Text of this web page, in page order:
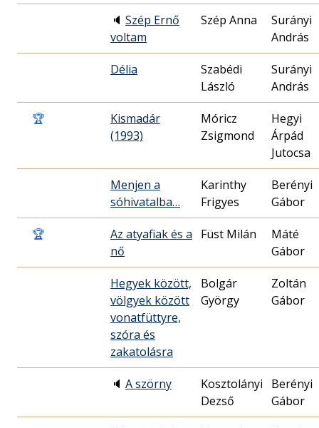
🔈 Szép Ernő
voltam
Szép Anna
Surányi
András
Délia
Szabédi
László
Surányi
András
🏆
Kismadár
(1993)
Móricz
Zsigmond
Hegyi
Árpád
Jutocsa
Menjen a
sóhivatalba…
Karinthy
Frigyes
Berényi
Gábor
🏆
Az atyafiak és a
nő
Füst Milán
Máté
Gábor
Hegyek között,
völgyek között
vonatfüttyre,
szóra és
zakatolásra
Bolgár
György
Zoltán
Gábor
🔈 A szörny
Kosztolányi
Dezső
Berényi
Gábor